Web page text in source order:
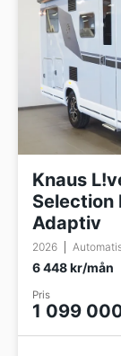
Knaus
Selection
Adaptiv
2026
6 448 kr/mån
Pris
1 099